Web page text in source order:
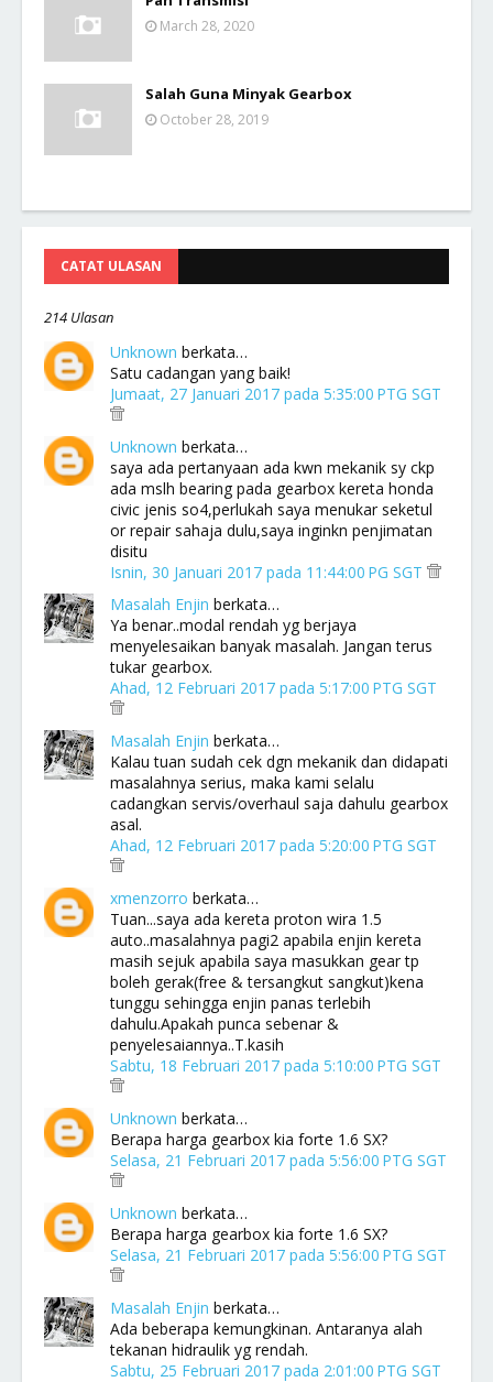
March 28, 2020
Salah Guna Minyak Gearbox
October 28, 2019
CATAT ULASAN
214 Ulasan
Unknown berkata…
Satu cadangan yang baik!
Jumaat, 27 Januari 2017 pada 5:35:00 PTG SGT
Unknown berkata…
saya ada pertanyaan ada kwn mekanik sy ckp
ada mslh bearing pada gearbox kereta honda
civic jenis so4,perlukah saya menukar seketul
or repair sahaja dulu,saya inginkn penjimatan
disitu
Isnin, 30 Januari 2017 pada 11:44:00 PG SGT
Masalah Enjin berkata…
Ya benar..modal rendah yg berjaya
menyelesaikan banyak masalah. Jangan terus
tukar gearbox.
Ahad, 12 Februari 2017 pada 5:17:00 PTG SGT
Masalah Enjin berkata…
Kalau tuan sudah cek dgn mekanik dan didapati
masalahnya serius, maka kami selalu
cadangkan servis/overhaul saja dahulu gearbox
asal.
Ahad, 12 Februari 2017 pada 5:20:00 PTG SGT
xmenzorro berkata…
Tuan...saya ada kereta proton wira 1.5
auto..masalahnya pagi2 apabila enjin kereta
masih sejuk apabila saya masukkan gear tp
boleh gerak(free & tersangkut sangkut)kena
tunggu sehingga enjin panas terlebih
dahulu.Apakah punca sebenar &
penyelesaiannya..T.kasih
Sabtu, 18 Februari 2017 pada 5:10:00 PTG SGT
Unknown berkata…
Berapa harga gearbox kia forte 1.6 SX?
Selasa, 21 Februari 2017 pada 5:56:00 PTG SGT
Unknown berkata…
Berapa harga gearbox kia forte 1.6 SX?
Selasa, 21 Februari 2017 pada 5:56:00 PTG SGT
Masalah Enjin berkata…
Ada beberapa kemungkinan. Antaranya alah
tekanan hidraulik yg rendah.
Sabtu, 25 Februari 2017 pada 2:01:00 PTG SGT